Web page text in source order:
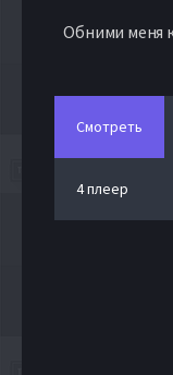
Обними меня
Смотреть
4 плеер